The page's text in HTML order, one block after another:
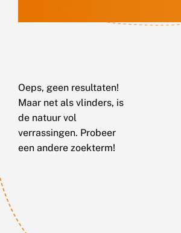
Oeps, geen resultaten!
Maar net als vlinders, is
de natuur vol
verrassingen. Probeer
een andere zoekterm!